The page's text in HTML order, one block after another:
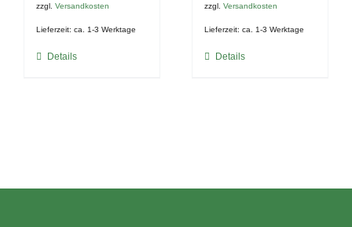
zzgl. Versandkosten
Lieferzeit: ca. 1-3 Werktage
Details
zzgl.Versandkosten
Lieferzeit:ca. 1-3 Werktage
Details